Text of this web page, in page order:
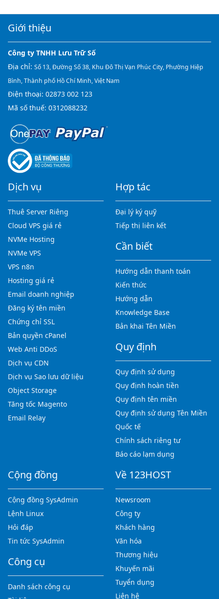
Giới thiệu
Công ty TNHH Lưu Trữ Số
Địa chỉ: Số 13, Đường Số 38, Khu Đô Thị Vạn Phúc City, Phường Hiệp
Bình, Thành phố Hồ Chí Minh, Việt Nam
Điện thoại: 02873 002 123
Mã số thuế: 0312088232
Dịch vụ
Thuê Server Riêng
Cloud VPS giá rẻ
NVMe Hosting
NVMe VPS
VPS n8n
Hosting giá rẻ
Email doanh nghiệp
Đăng ký tên miền
Chứng chỉ SSL
Bản quyền cPanel
Web Anti DDoS
Dịch vụ CDN
Dịch vụ Sao lưu dữ liệu
Object Storage
Tăng tốc Magento
Email Relay
Hợp tác
Đại lý ký quỹ
Tiếp thị liên kết
Cần biết
Hướng dẫn thanh toán
Kiến thức
Hướng dẫn
Knowledge Base
Bản khai Tên Miền
Quy định
Quy định sử dụng
Quy định hoàn tiền
Quy định tên miền
Quy định sử dụng Tên Miền
Quốc tế
Chính sách riêng tư
Báo cáo lạm dụng
Cộng đồng
Cộng đồng SysAdmin
Lệnh Linux
Hỏi đáp
Tin tức SysAdmin
Công cụ
Danh sách công cụ
Về 123HOST
Newsroom
Công ty
Khách hàng
Văn hóa
Thương hiệu
Khuyến mãi
Tuyển dụng
Liên hệ